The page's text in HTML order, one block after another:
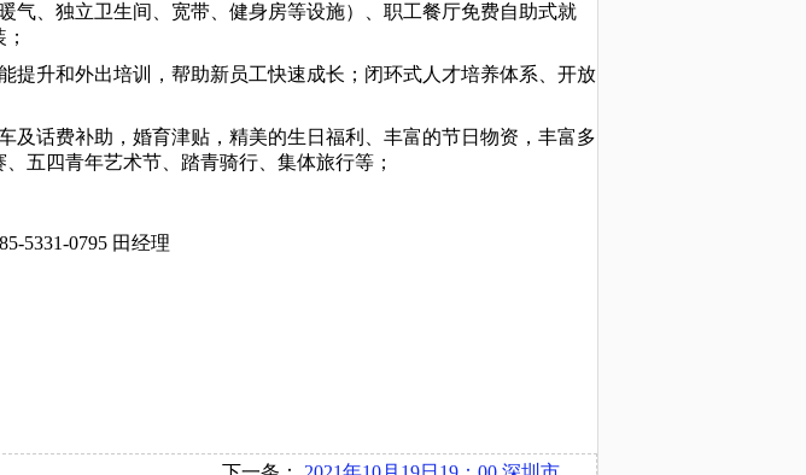
气、独立卫生间、宽带、 健身房等设施）、职工餐厅免费自助式就
提升和外出培训，帮助新员工快速成长；闭环式人才培养体系、开放
车及话费补助，婚育津贴，精美的生日福利、丰富的节日物资 ，丰富多
五四青年艺术节、 踏青骑行、集体旅行等；
5-5331-0795 田经理